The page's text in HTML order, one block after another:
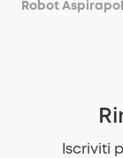
Robot
Iscriviti